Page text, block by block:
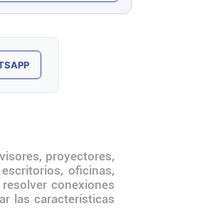
proyectores,
oficinas,
conexiones
las características